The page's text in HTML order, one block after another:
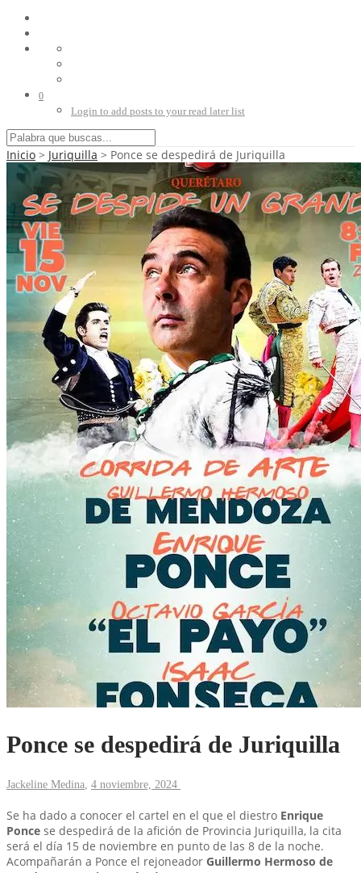
0
Login to add posts to your read later list
Inicio > Juriquilla > Ponce se despedirá de Juriquilla
Ponce se despedirá de Juriquilla
Jackeline Medina, 4 noviembre, 2024
Se ha dado a conocer el cartel en el que el diestro Enrique
Ponce se despedirá de la afición de Provincia Juriquilla, la cita
será el día 15 de noviembre en punto de las 8 de la noche.
Acompañarán a Ponce el rejoneador Guillermo Hermoso de